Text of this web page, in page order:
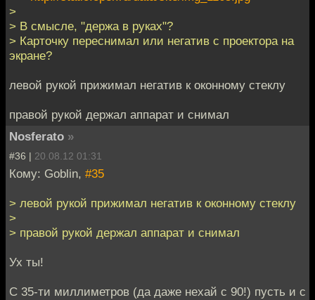
>
> В смысле, "держа в руках"?
> Карточку переснимал или негатив с проектора на
экране?
левой рукой прижимал негатив к оконному стеклу
правой рукой держал аппарат и снимал
Nosferato »
#36 | 20.08.12 01:31
Кому: Goblin, #35
> левой рукой прижимал негатив к оконному стеклу
>
> правой рукой держал аппарат и снимал
Ух ты!
С 35-ти миллиметров (да даже нехай с 90!) пусть и с